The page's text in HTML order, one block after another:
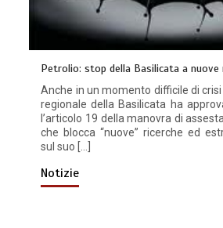
Petrolio: stop della Basilicata a nuove
Anche in un momento difficile di
regionale della Basilicata ha
l’articolo 19 della manovra di
che blocca “nuove” ricerche ed
sul suo […]
Notizie